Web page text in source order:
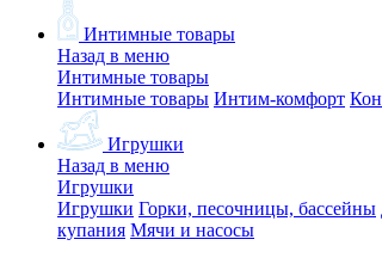
Интимные товары
Назад в меню
Интимные товары
Интимные товары Интим-комфорт
Игрушки
Назад в меню
Игрушки
Игрушки Горки, песочницы, бассейны
купания Мячи и насосы